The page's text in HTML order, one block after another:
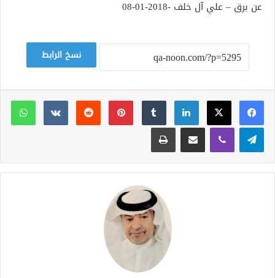
عن برق – علي آل خلف -2018-01-08
نسخ الرابط
لينكدإن ‏Tumblr بينتيريست
‏Reddit
‏VKontakte
تيلقرام ڤايبر مشاركة عبر البريد طباعة